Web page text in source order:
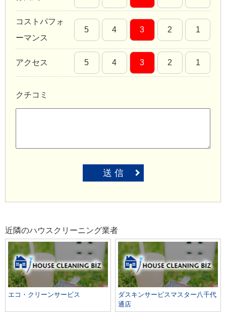
コストパフォ
ーマンス
5 4 3 2 1
アクセス 5 4 3 2 1
クチコミ
送 信
近隣のハウスクリーニング業者
エコ・クリーンサービス
ダスキンサービスマスター八千代
通店